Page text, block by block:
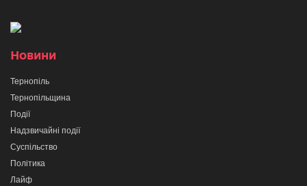
Новини
Тернопіль
Тернопільщина
Події
Надзвичайні події
Суспільство
Політика
Лайф